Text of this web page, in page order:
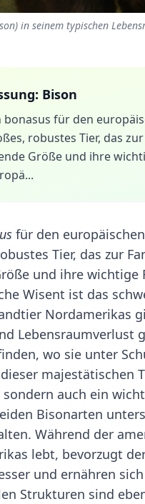
in seinem typischen
Bison
bonasus für den
robustes Tier, das
Größe und ihre
für den
Tier, das zur
und ihre
Wisent ist das
Nordamerikas
wo sie unter
auch ein
Bisonarten
Während der
lebt, bevorzugt
und ernähren
Strukturen sind